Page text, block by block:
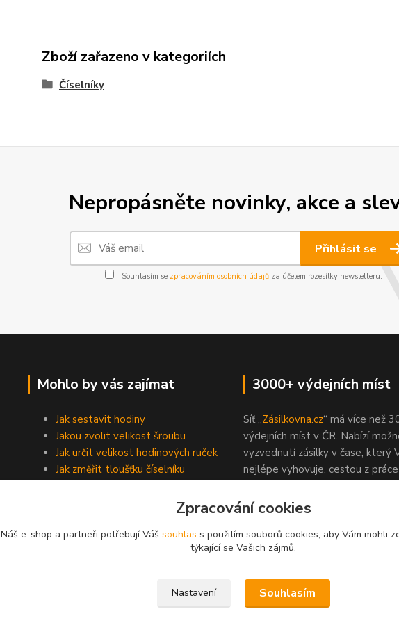
Zboží zařazeno v kategoriích
Číselníky
Nepropásněte novinky, akce a
Přihlásit se
Souhlasím se zpracováním osobních údajůza účelem rozesílky newsletteru.
Mohlo by vás zajímat
Jak sestavit hodiny
Jakou zvolit velikost šroubu
Jak určit velikost hodinových ruček
Jak změřit tloušťku číselníku
Jak na výrobu epoxidových hodin?
3000+ výdejních míst
Síť „Zásilkovna.cz“ má více než
výdejních míst v ČR. Nabízí
vyzvednutí zásilky v čase, který
nejlépe vyhovuje, cestou z
Zpracování cookies
Náš e-shop a partneři potřebují Váš souhlas s použitím souborů cookies, aby Vám mohli
týkající se Vašich zájmů.
Nastavení Souhlasím